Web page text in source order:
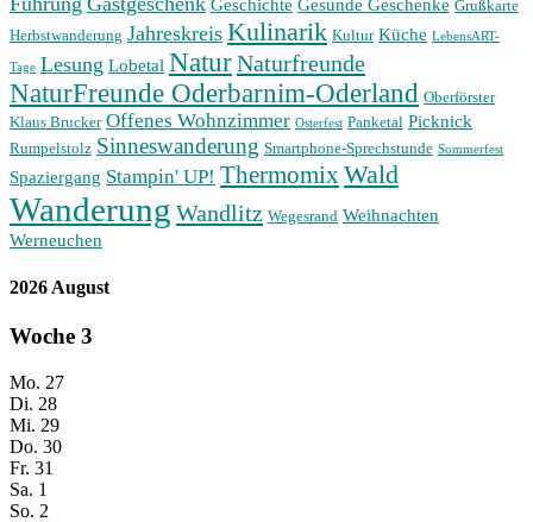
Geschichte Gesunde Geschenke Grußkarte
Herbstwanderung Jahreskreis Kulinarik Kultur Küche LebensART-
Tage Lesung Lobetal NaturNaturfreunde
NaturFreunde Oderbarnim-Oderland Oberförster
Klaus Brucker Offenes Wohnzimmer Osterfest Panketal Picknick
Rumpelstolz Sinneswanderung Smartphone-Sprechstunde Sommerfest
Spaziergang Stampin' UP! ThermomixWald
Wanderung Wandlitz Wegesrand Weihnachten
Werneuchen
2026 August
Woche 3
Mo. 27
Di. 28
Mi. 29
Do. 30
Fr. 31
Sa. 1
So. 2